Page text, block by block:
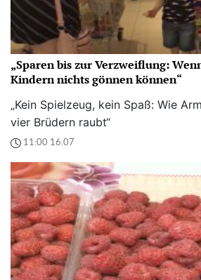
„Sparen bis zur Verzweiflung:
Kindern nichts gönnen können“
„Kein Spielzeug, kein Spaß: Wie
vier Brüdern raubt“
11:00 16.07